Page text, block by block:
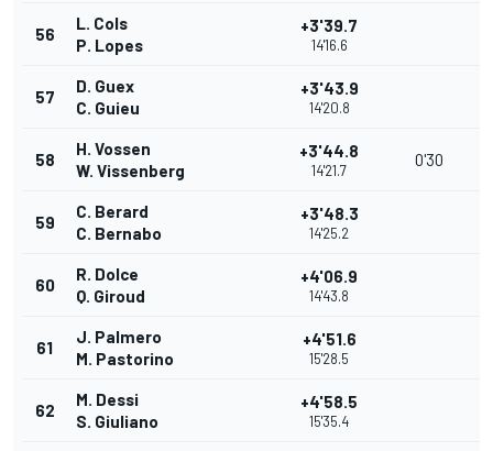
56
L. Cols
P. Lopes
+3'39.7
14'16.6
57
D. Guex
C. Guieu
+3'43.9
14'20.8
58
H. Vossen
W. Vissenberg
+3'44.8
14'21.7
0'30
59
C. Berard
C. Bernabo
+3'48.3
14'25.2
60
R. Dolce
Q. Giroud
+4'06.9
14'43.8
61
J. Palmero
M. Pastorino
+4'51.6
15'28.5
62
M. Dessi
S. Giuliano
+4'58.5
15'35.4